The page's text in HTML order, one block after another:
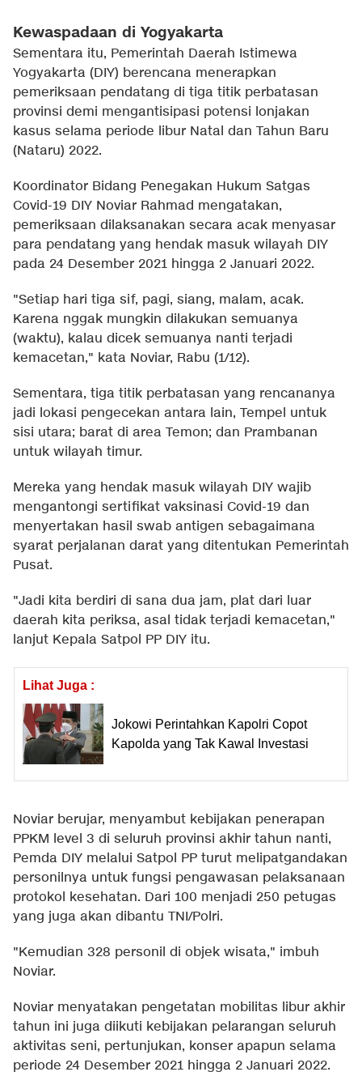
Kewaspadaan di Yogyakarta
Sementara itu, Pemerintah Daerah Istimewa
Yogyakarta (DIY) berencana menerapkan
pemeriksaan pendatang di tiga titik perbatasan
provinsi demi mengantisipasi potensi lonjakan
kasus selama periode libur Natal dan Tahun Baru
(Nataru) 2022.
Koordinator Bidang Penegakan Hukum Satgas
Covid-19 DIY Noviar Rahmad mengatakan,
pemeriksaan dilaksanakan secara acak menyasar
para pendatang yang hendak masuk wilayah DIY
pada 24 Desember 2021 hingga 2 Januari 2022.
"Setiap hari tiga sif, pagi, siang, malam, acak.
Karena nggak mungkin dilakukan semuanya
(waktu), kalau dicek semuanya nanti terjadi
kemacetan," kata Noviar, Rabu (1/12).
Sementara, tiga titik perbatasan yang rencananya
jadi lokasi pengecekan antara lain, Tempel untuk
sisi utara; barat di area Temon; dan Prambanan
untuk wilayah timur.
Mereka yang hendak masuk wilayah DIY wajib
mengantongi sertifikat vaksinasi Covid-19 dan
menyertakan hasil swab antigen sebagaimana
syarat perjalanan darat yang ditentukan Pemerintah
Pusat.
"Jadi kita berdiri di sana dua jam, plat dari luar
daerah kita periksa, asal tidak terjadi kemacetan,"
lanjut Kepala Satpol PP DIY itu.
Lihat Juga :
Jokowi Perintahkan Kapolri Copot
Kapolda yang Tak Kawal Investasi
Noviar berujar, menyambut kebijakan penerapan
PPKM level 3 di seluruh provinsi akhir tahun nanti,
Pemda DIY melalui Satpol PP turut melipatgandakan
personilnya untuk fungsi pengawasan pelaksanaan
protokol kesehatan. Dari 100 menjadi 250 petugas
yang juga akan dibantu TNI/Polri.
"Kemudian 328 personil di objek wisata," imbuh
Noviar.
Noviar menyatakan pengetatan mobilitas libur akhir
tahun ini juga diikuti kebijakan pelarangan seluruh
aktivitas seni, pertunjukan, konser apapun selama
periode 24 Desember 2021 hingga 2 Januari 2022.